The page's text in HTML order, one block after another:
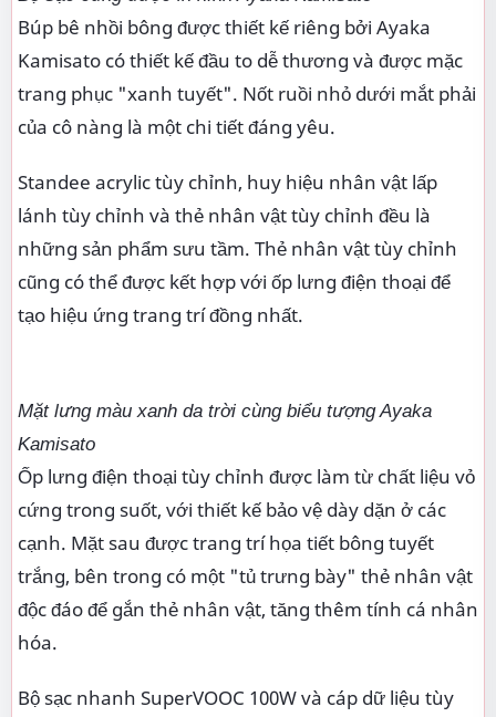
Búp bê nhồi bông được thiết kế riêng bởi Ayaka
Kamisato có thiết kế đầu to dễ thương và được mặc
trang phục "xanh tuyết". Nốt ruồi nhỏ dưới mắt phải
của cô nàng là một chi tiết đáng yêu.
Standee acrylic tùy chỉnh, huy hiệu nhân vật lấp
lánh tùy chỉnh và thẻ nhân vật tùy chỉnh đều là
những sản phẩm sưu tầm. Thẻ nhân vật tùy chỉnh
cũng có thể được kết hợp với ốp lưng điện thoại để
tạo hiệu ứng trang trí đồng nhất.
Mặt lưng màu xanh da trời cùng biểu tượng Ayaka
Kamisato
Ốp lưng điện thoại tùy chỉnh được làm từ chất liệu vỏ
cứng trong suốt, với thiết kế bảo vệ dày dặn ở các
cạnh. Mặt sau được trang trí họa tiết bông tuyết
trắng, bên trong có một "tủ trưng bày" thẻ nhân vật
độc đáo để gắn thẻ nhân vật, tăng thêm tính cá nhân
hóa.
Bộ sạc nhanh SuperVOOC 100W và cáp dữ liệu tùy